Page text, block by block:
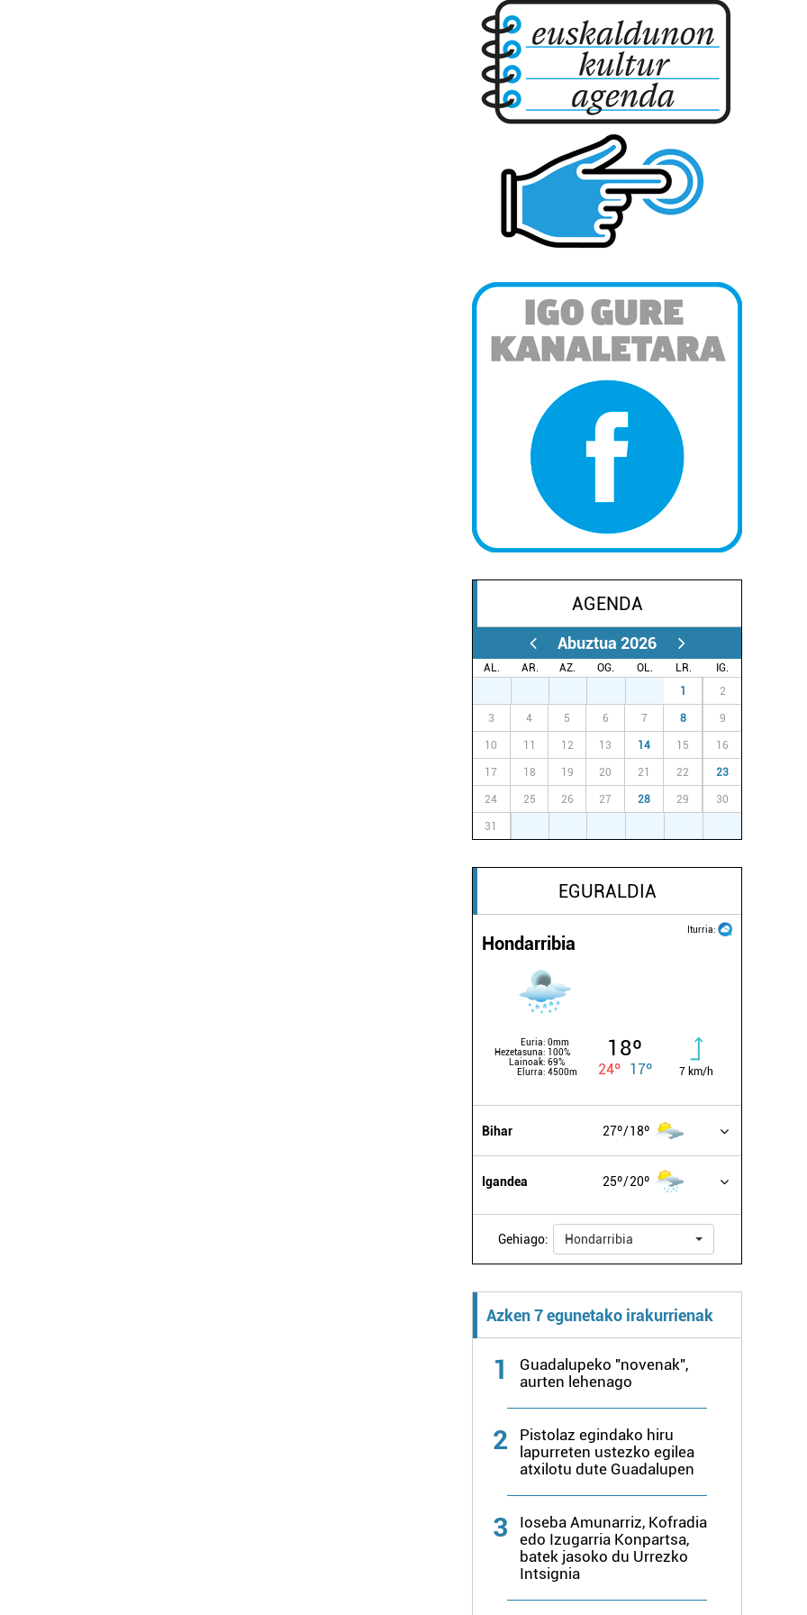
AGENDA
Abuztua 2026
AL. AR. AZ. OG. OL. LR.
IG.
1 2
3 4 5 6 7 8 9
10 11 12 13 14 15 16
17 18 19 20 21 22 23
24 25 26 27 28 29 30
31
EGURALDIA
Iturria:
Hondarribia
Euria: 0mm
Hezetasuna: 100%
Lainoak: 69%
Elurra: 4500m
18º
24º 17º 7 km/h
Bihar 27º 18º
Igandea 25º 20º
Gehiago: Hondarribia
Azken 7 egunetako irakurrienak
1
Guadalupeko "novenak",
aurten lehenago
2
Pistolaz egindako hiru
lapurreten ustezko egilea
atxilotu dute Guadalupen
3
Ioseba Amunarriz, Kofradia
edo Izugarria Konpartsa,
batek jasoko du Urrezko
Intsignia